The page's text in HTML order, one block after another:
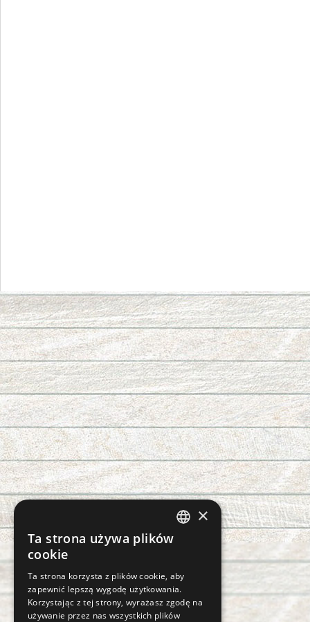
GERMAN
ENGLISH
×
Ta strona używa plików
cookie
Ta strona korzysta z plików cookie, aby
zapewnić lepszą wygodę użytkowania.
Korzystając z tej strony, wyrażasz zgodę na
używanie przez nas wszystkich plików